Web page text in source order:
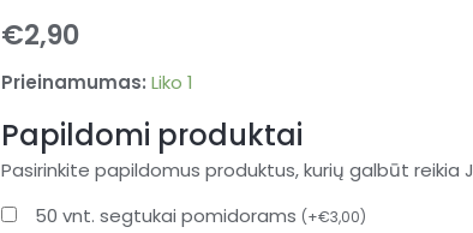
€2,90
Prieinamumas: Liko 1
Papildomi produktai
Pasirinkite papildomus produktus, kurių galbūt reikia
50 vnt. segtukai pomidorams (+€3,00)